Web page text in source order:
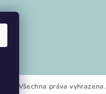
. Všechna práva vyhrazena.